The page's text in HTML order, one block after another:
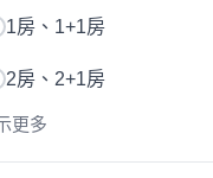
1房、1+1房
2房、2+1房
更多